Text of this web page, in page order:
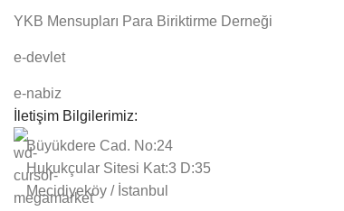
YKB Mensupları Para Biriktirme Derneği
e-devlet
e-nabiz
İletişim Bilgilerimiz:
Büyükdere Cad. No:24
Hukukçular Sitesi Kat:3 D:35
Mecidiyeköy / İstanbul